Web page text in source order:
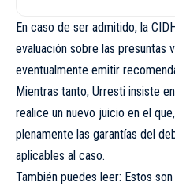
En caso de ser admitido, la
evaluación sobre las presuntas
eventualmente emitir
Mientras tanto, Urresti insiste
realice un nuevo juicio en el
plenamente las garantías del
aplicables al caso.
También puedes leer: Estos